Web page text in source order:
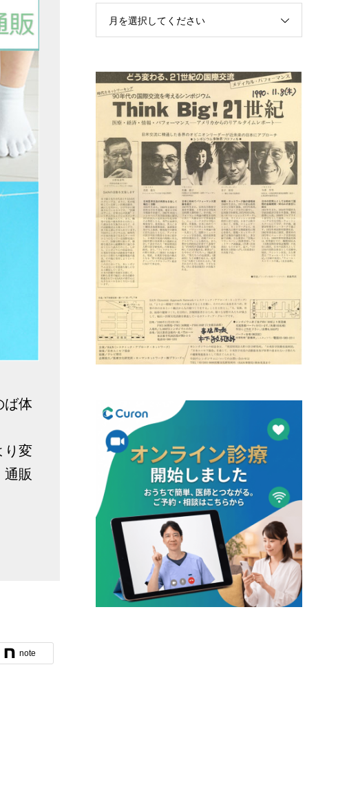
ば体
り変
販
note
月を選択してください